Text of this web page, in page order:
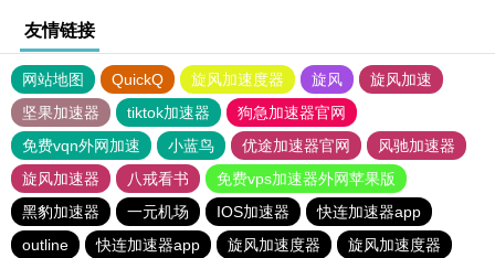
友情链接
网站地图 QuickQ 旋风加速度器 旋风
旋风加速
坚果加速器
tiktok加速器
狗急加速器官网
免费vqn外网加速
小蓝鸟 优途加速器官网
风驰加速器
旋风加速器
八戒看书
免费vps加速器外网苹果版
黑豹加速器
一元机场 IOS加速器
快连加速器app
outline
快连加速器app 旋风加速度器 旋风加速度器